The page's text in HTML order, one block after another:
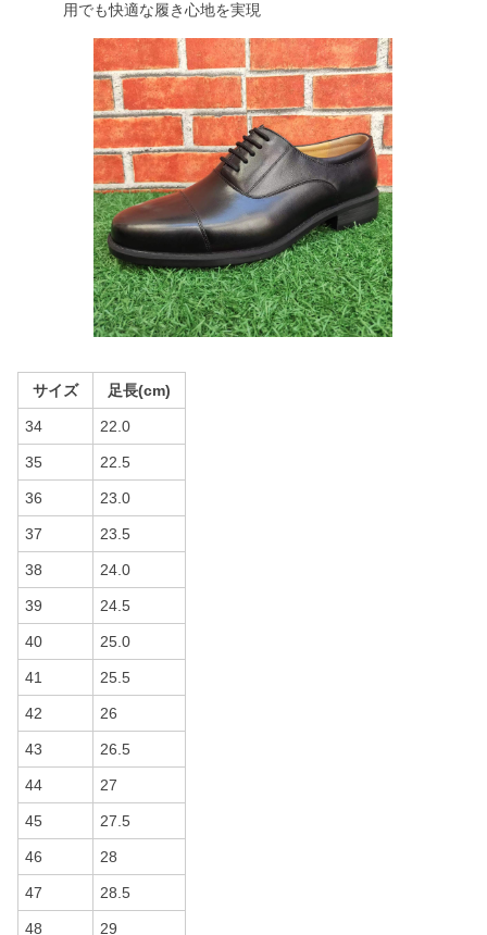
用でも快適な履き心地を実現
サイズ 足長(cm)
34 22.0
35 22.5
36 23.0
37 23.5
38 24.0
39 24.5
40 25.0
41 25.5
42 26
43 26.5
44 27
45 27.5
46 28
47 28.5
48 29